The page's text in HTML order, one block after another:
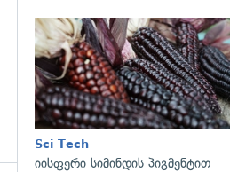
Sci-Tech
იისფერი სიმინდის პიგმენტით